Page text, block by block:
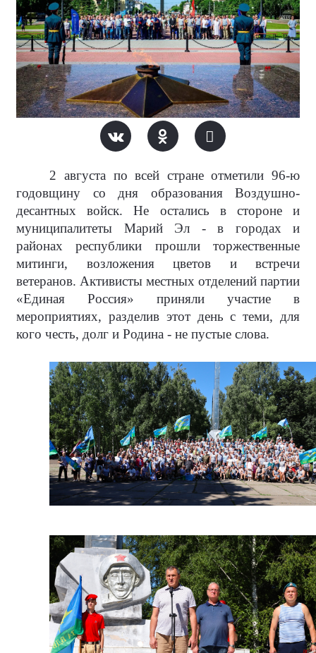
2 августа по всей стране отметили 96-ю
годовщину со дня образования Воздушно-
десантных войск. Не остались в стороне и
муниципалитеты Марий Эл - в городах и
районах республики прошли торжественные
митинги, возложения цветов и встречи
ветеранов. Активисты местных отделений партии
«Единая Россия» приняли участие в
мероприятиях, разделив этот день с теми, для
кого честь, долг и Родина - не пустые слова.